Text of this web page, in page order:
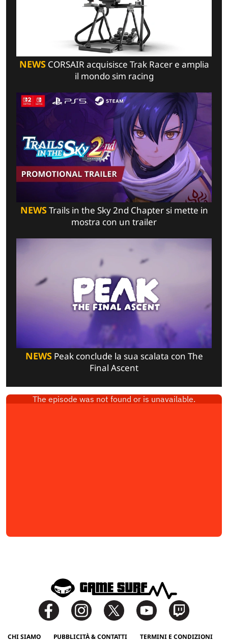
NEWSCORSAIR acquisisce Trak Racer e amplia
il mondo sim racing
NEWSTrails in the Sky 2nd Chapter si mette in
mostra con un trailer
NEWSPeak conclude la sua scalata con The
Final Ascent
CHI SIAMO PUBBLICITÀ & CONTATTI TERMINI E CONDIZIONI